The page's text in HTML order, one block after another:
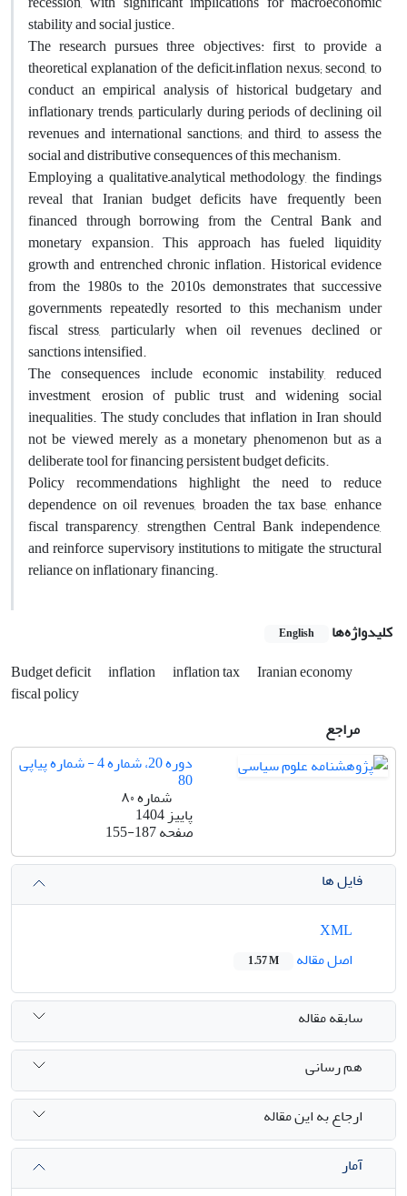
stability and social justice.
The research pursues three objectives: first, to provide a
theoretical explanation of the deficit–inflation nexus; second, to
conduct an empirical analysis of historical budgetary and
inflationary trends, particularly during periods of declining oil
revenues and international sanctions; and third, to assess the
social and distributive consequences of this mechanism.
Employing a qualitative–analytical methodology, the findings
reveal that Iranian budget deficits have frequently been
financed through borrowing from the Central Bank and
monetary expansion. This approach has fueled liquidity
growth and entrenched chronic inflation. Historical evidence
from the 1980s to the 2010s demonstrates that successive
governments repeatedly resorted to this mechanism under
fiscal stress, particularly when oil revenues declined or
sanctions intensified.
The consequences include economic instability, reduced
investment, erosion of public trust, and widening social
inequalities. The study concludes that inflation in Iran should
not be viewed merely as a monetary phenomenon but as a
deliberate tool for financing persistent budget deficits.
Policy recommendations highlight the need to reduce
dependence on oil revenues, broaden the tax base, enhance
fiscal transparency, strengthen Central Bank independence,
and reinforce supervisory institutions to mitigate the structural
reliance on inflationary financing.
کلیدواژه‌ها English
Budget deficit inflation inflation tax
Iranian economy
fiscal policy
مراجع
دوره 20، شماره 4 - شماره پیاپی
80
شماره ۸۰
پاییز 1404
صفحه155-187
فایل ها
اصل مقاله
1.57 M
سابقه مقاله
هم رسانی
ارجاع به این مقاله
آمار